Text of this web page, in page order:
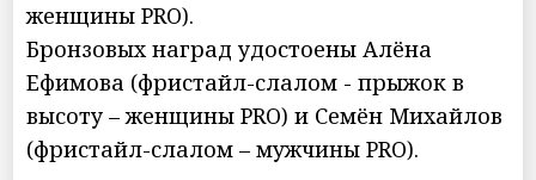
женщины PRO).
Бронзовых наград удостоены Алёна
Ефимова (фристайл-слалом - прыжок в
высоту – женщины PRO) и Семён Михайлов
(фристайл-слалом – мужчины PRO).